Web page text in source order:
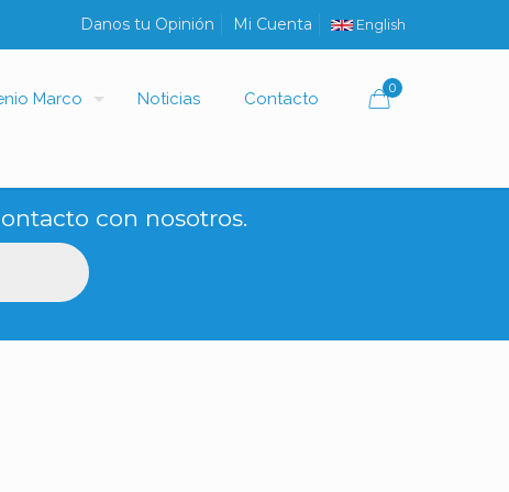
Danos tu Opinión Mi Cuenta English
Marco Noticias Contacto
0
con nosotros.